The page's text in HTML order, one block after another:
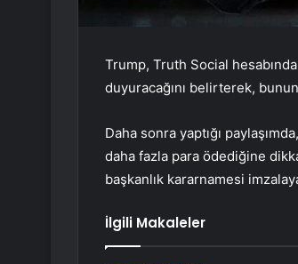
Trump, Truth Social
duyuracağını belirterek,
Daha sonra yaptığı
daha fazla para ödediğine
başkanlık kararnamesi
İlgili Makaleler